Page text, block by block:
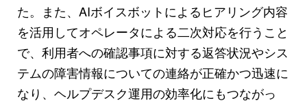
た。また、AIボイスボットによるヒアリング内容
を活用してオペレータによる二次対応を行うこと
で、利用者への確認事項に対する返答状況やシス
テムの障害情報についての連絡が正確かつ迅速に
なり、ヘルプデスク運用の効率化にもつながっ